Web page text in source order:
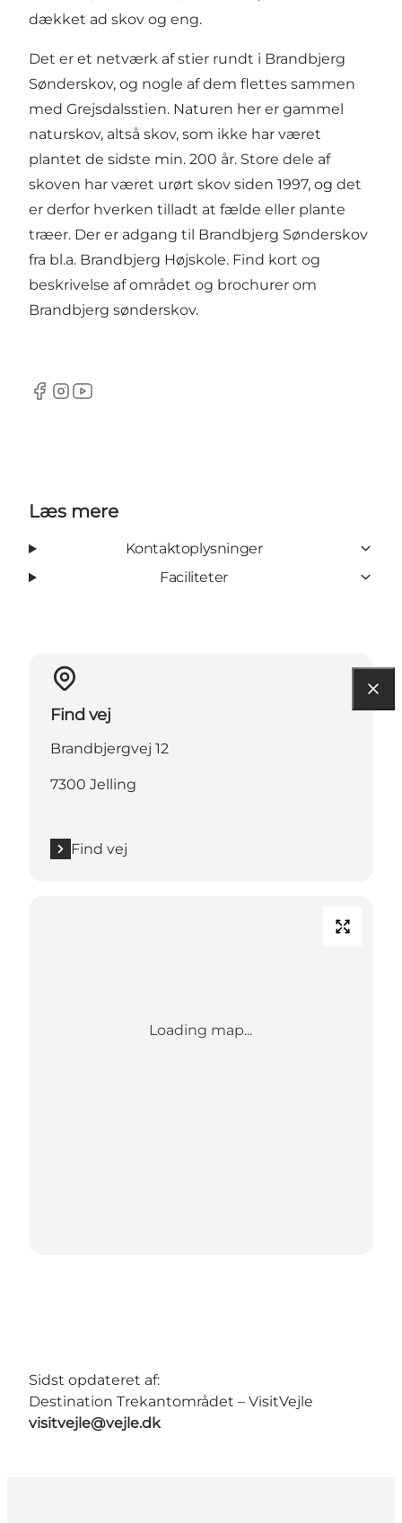
dækket ad skov og eng.
Det er et netværk af stier rundt i Brandbjerg
Sønderskov, og nogle af dem flettes sammen
med Grejsdalsstien. Naturen her er gammel
naturskov, altså skov, som ikke har været
plantet de sidste min. 200 år. Store dele af
skoven har været urørt skov siden 1997, og det
er derfor hverken tilladt at fælde eller plante
træer. Der er adgang til Brandbjerg Sønderskov
fra bl.a. Brandbjerg Højskole. Find kort og
beskrivelse af området og brochurer om
Brandbjerg sønderskov.
Facebook
Instagram
Youtube
Læs mere
Kontaktoplysninger
Faciliteter
Find vej
Brandbjergvej 12
7300 Jelling
Find vej
Loading map...
Sidst opdateret af:
Destination Trekantområdet – VisitVejle
visitvejle@vejle.dk